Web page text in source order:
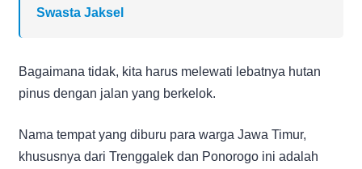
Swasta Jaksel
Bagaimana tidak, kita harus melewati lebatnya hutan
pinus dengan jalan yang berkelok.
Nama tempat yang diburu para warga Jawa Timur,
khususnya dari Trenggalek dan Ponorogo ini adalah